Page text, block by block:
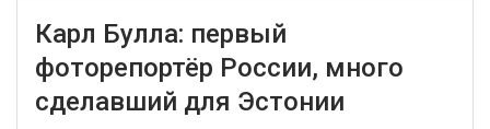
Карл Булла: первый
фоторепортёр России, много
сделавший для Эстонии